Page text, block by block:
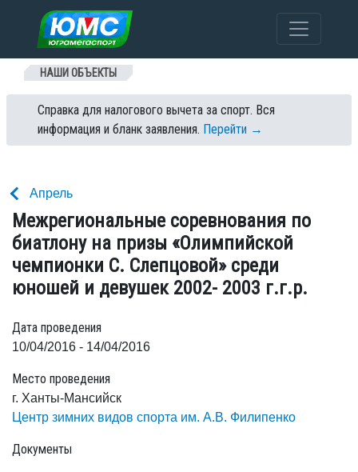
Перейти к содержанию
НАШИ ОБЪЕКТЫ
Справка для налогового вычета за спорт. Вся
информация и бланк заявления. Перейти →
Апрель
Межрегиональные соревнования по
биатлону на призы «Олимпийской
чемпионки С. Слепцовой» среди
юношей и девушек 2002- 2003 г.г.р.
Дата проведения
10/04/2016 - 14/04/2016
Место проведения
г. Ханты-Мансийск
Центр зимних видов спорта им. А.В. Филипенко
Документы